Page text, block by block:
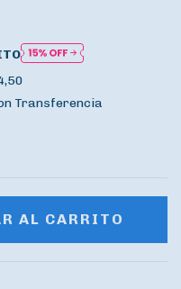
Transferencia